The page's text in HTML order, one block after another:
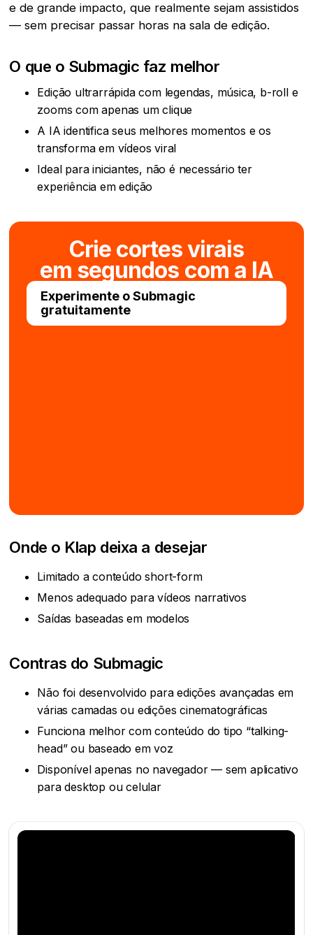
e de grande impacto, que realmente sejam assistidos
— sem precisar passar horas na sala de edição.
O que o Submagic faz melhor
Edição ultrarrápida com legendas, música, b-roll e
zooms com apenas um clique
A IA identifica seus melhores momentos e os
transforma em vídeos viral
Ideal para iniciantes, não é necessário ter
experiência em edição
Crie cortes virais
em segundos com a IA
Experimente o Submagic
gratuitamente
Onde o Klap deixa a desejar
Limitado a conteúdo short-form
Menos adequado para vídeos narrativos
Saídas baseadas em modelos
Contras do Submagic
Não foi desenvolvido para edições avançadas em
várias camadas ou edições cinematográficas
Funciona melhor com conteúdo do tipo “talking-
head” ou baseado em voz
Disponível apenas no navegador — sem aplicativo
para desktop ou celular